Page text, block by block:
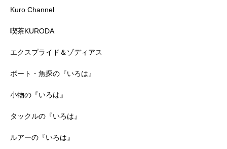
Kuro Channel
喫茶KURODA
エクスプライド＆ゾディアス
ボート・魚探の『いろは』
小物の『いろは』
タックルの『いろは』
ルアーの『いろは』